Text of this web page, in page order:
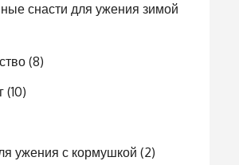
снасти для ужения зимой
(8)
(10)
ужения с кормушкой (2)